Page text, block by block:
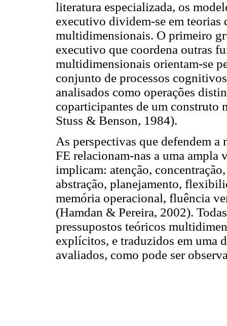
literatura especializada, os
executivo dividem-se em teorias
multidimensionais. O primeiro
executivo que coordena outras
multidimensionais orientam-se
conjunto de processos
analisados como operações
coparticipantes de um construto
Stuss & Benson, 1984).
As perspectivas que defendem
FE relacionam-nas a uma ampla
implicam: atenção,
abstração, planejamento,
memória operacional, fluência
(Hamdan & Pereira, 2002).
pressupostos teóricos
explícitos, e traduzidos em uma
avaliados, como pode ser